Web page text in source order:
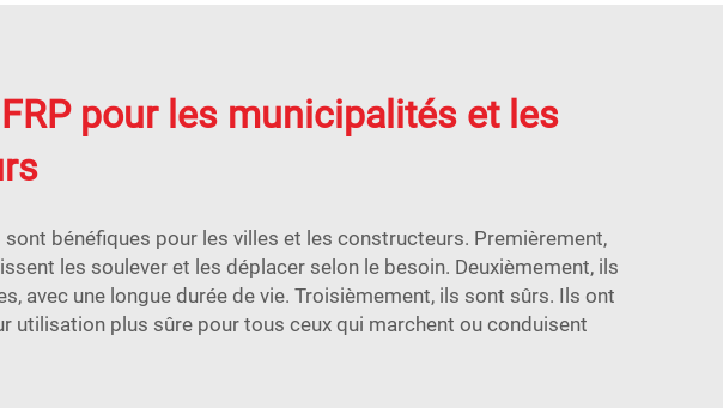
pour les municipalités et les
bénéfiques pour les villes et les constructeurs. Premièrement,
les soulever et les déplacer selon le besoin. Deuxièmement, ils
avec une longue durée de vie. Troisièmement, ils sont sûrs. Ils ont
utilisation plus sûre pour tous ceux qui marchent ou conduisent